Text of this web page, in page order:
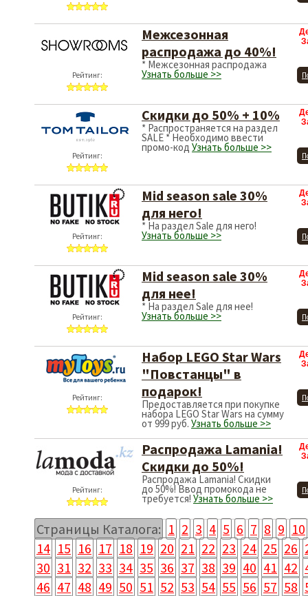
Рейтинг:
Межсезонная
распродажа до 40%!
* Межсезонная распродажа
Узнать больше >>
Рейтинг:
Скидки до 50% + 10%
* Распространяется на раздел
SALE * Необходимо ввести
промо-код Узнать больше >>
Рейтинг:
Mid season sale 30%
для него!
* На раздел Sale для него!
Узнать больше >>
Рейтинг:
Mid season sale 30%
для нее!
* На раздел Sale для нее!
Узнать больше >>
Рейтинг:
Набор LEGO Star Wars
"Повстанцы" в
подарок!
Предоставляется при покупке
набора LEGO Star Wars на сумму
от 999 руб. Узнать больше >>
Рейтинг:
Распродажа Lamania!
Скидки до 50%!
Распродажа Lamania! Скидки
до 50%! Ввод промокода не
требуется! Узнать больше >>
Страницы Каталога: 1 2 3 4 5 6 7 8 9 10
14 15 16 17 18 19 20 21 22 23 24 25 26
30 31 32 33 34 35 36 37 38 39 40 41 42
46 47 48 49 50 51 52 53 54 55 56 57 58